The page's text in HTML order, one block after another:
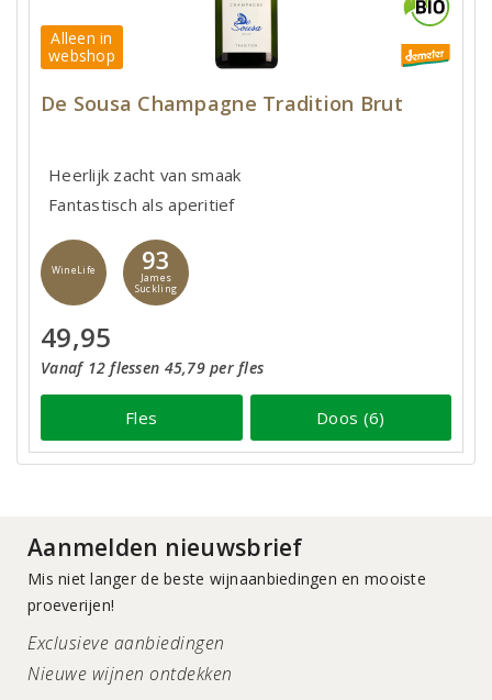
Alleen in
webshop
De Sousa Champagne Tradition Brut
Heerlijk zacht van smaak
Fantastisch als aperitief
WineLife 93
James
Suckling
49,95
Vanaf 12 flessen 45,79 per fles
Fles Doos (6)
Aanmelden nieuwsbrief
Mis niet langer de beste wijnaanbiedingen en mooiste
proeverijen!
Exclusieve aanbiedingen
Nieuwe wijnen ontdekken